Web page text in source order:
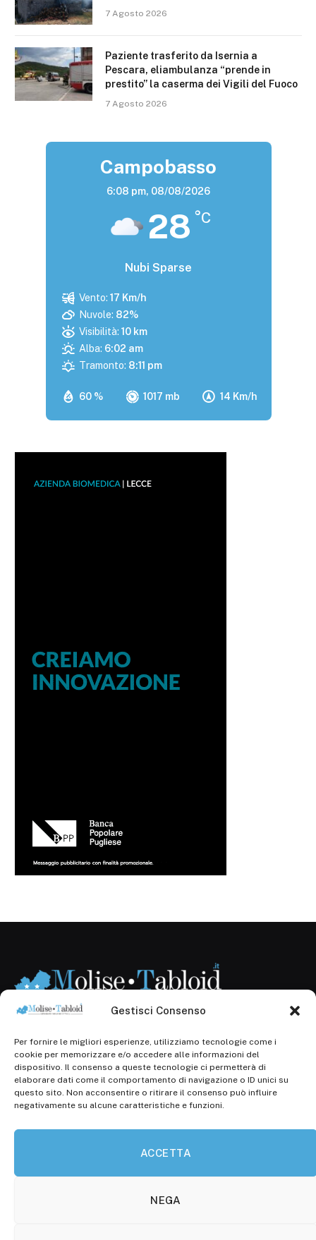
Gestisci Consenso
Per fornire le migliori esperienze, utilizziamo tecnologie come i
cookie per memorizzare e/o accedere alle informazioni del
dispositivo. Il consenso a queste tecnologie ci permetterà di
elaborare dati come il comportamento di navigazione o ID unici su
questo sito. Non acconsentire o ritirare il consenso può influire
negativamente su alcune caratteristiche e funzioni.
ACCETTA
NEGA
7 Agosto 2026
Paziente trasferito da Isernia a
Pescara, eliambulanza “prende in
prestito” la caserma dei Vigili del Fuoco
7 Agosto 2026
Campobasso
6:08 pm, 08/08/2026
28 °C
Nubi Sparse
60 % 1017 mb 14 Km/h
Vento: 17 Km/h
Nuvole: 82%
Visibilità: 10 km
Alba: 6:02 am
Tramonto: 8:11 pm
Registr. presso il Tribunale di Campobasso: 3/2013 del
14.11.2013, Cron. 1254
Roc: iscrizione n° 25549 (Prot. 1138/com/15 del
30.04.2015)
P.Iva: 01707150700